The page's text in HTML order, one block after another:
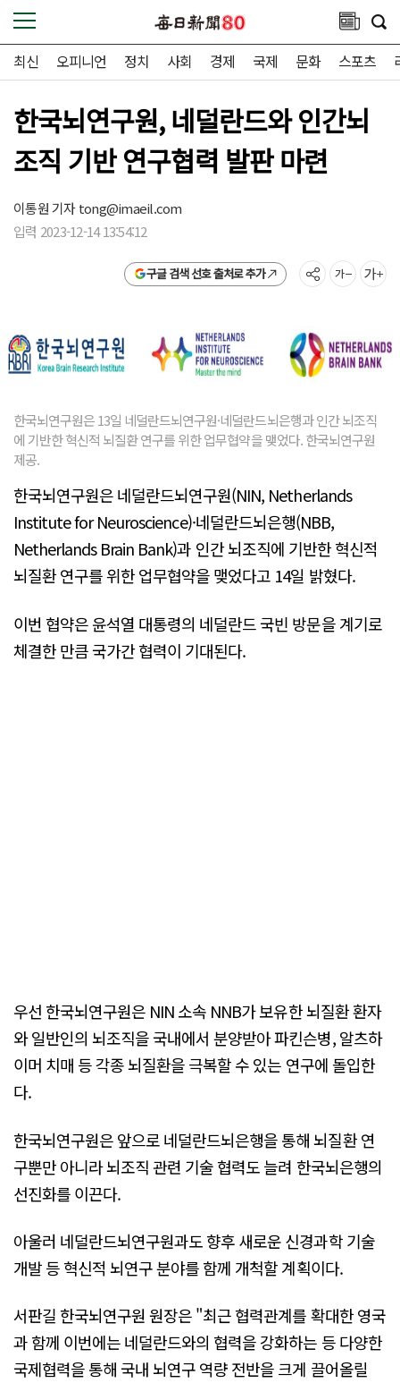
최신 오피니언 정치 사회 경제 국제 문화 스포츠
한국뇌연구원, 네덜란드와 인간뇌
조직 기반 연구협력 발판 마련
이통원 기자tong@imaeil.com
입력 2023-12-14 13:54:12
구글 검색 선호 출처로 추가
한국뇌연구원은 13일 네덜란드뇌연구원·네덜란드뇌은행과 인간 뇌조직
에 기반한 혁신적 뇌질환 연구를 위한 업무협약을 맺었다. 한국뇌연구원
제공.
한국뇌연구원은 네덜란드뇌연구원(NIN, Netherlands
Institute for Neuroscience)·네덜란드뇌은행(NBB,
Netherlands Brain Bank)과 인간 뇌조직에 기반한 혁신적
뇌질환 연구를 위한 업무협약을 맺었다고 14일 밝혔다.
이번 협약은 윤석열 대통령의 네덜란드 국빈 방문을 계기로
체결한 만큼 국가간 협력이 기대된다.
우선 한국뇌연구원은 NIN 소속 NNB가 보유한 뇌질환 환자
와 일반인의 뇌조직을 국내에서 분양받아 파킨슨병, 알츠하
이머 치매 등 각종 뇌질환을 극복할 수 있는 연구에 돌입한
다.
한국뇌연구원은 앞으로 네덜란드뇌은행을 통해 뇌질환 연
구뿐만 아니라 뇌조직 관련 기술 협력도 늘려 한국뇌은행의
선진화를 이끈다.
아울러 네덜란드뇌연구원과도 향후 새로운 신경과학 기술
개발 등 혁신적 뇌연구 분야를 함께 개척할 계획이다.
서판길 한국뇌연구원 원장은 "최근 협력관계를 확대한 영국
과 함께 이번에는 네덜란드와의 협력을 강화하는 등 다양한
국제협력을 통해 국내 뇌연구 역량 전반을 크게 끌어올릴